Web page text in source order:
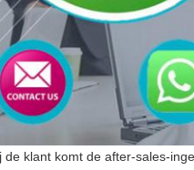
klant komt de after-sales-